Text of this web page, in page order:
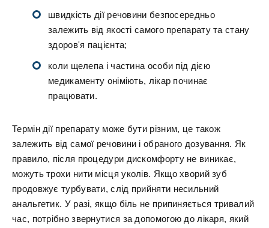
швидкість дії речовини безпосередньо
залежить від якості самого препарату та стану
здоров'я пацієнта;
коли щелепа і частина особи під дією
медикаменту оніміють, лікар починає
працювати.
Термін дії препарату може бути різним, це також
залежить від самої речовини і обраного дозування. Як
правило, після процедури дискомфорту не виникає,
можуть трохи нити місця уколів. Якщо хворий зуб
продовжує турбувати, слід прийняти несильний
анальгетик. У разі, якщо біль не припиняється тривалий
час, потрібно звернутися за допомогою до лікаря, який